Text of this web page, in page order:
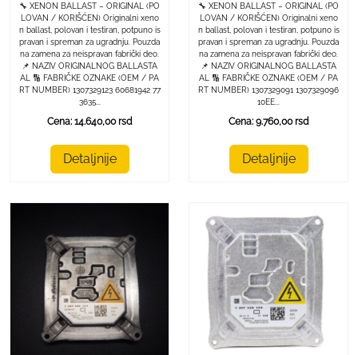
🔧 XENON BALLAST – ORIGINAL (PO
LOVAN / KORIŠĆEN) Originalni xeno
n ballast, polovan i testiran, potpuno is
pravan i spreman za ugradnju. Pouzda
na zamena za neispravan fabrički deo.
📌 NAZIV ORIGINALNOG BALLASTA
AL 🔢 FABRIČKE OZNAKE (OEM / PA
RT NUMBER) 1307329123 60681942 77
3635...
Cena: 14.640,00 rsd
Detaljnije
🔧 XENON BALLAST – ORIGINAL (PO
LOVAN / KORIŠĆEN) Originalni xeno
n ballast, polovan i testiran, potpuno is
pravan i spreman za ugradnju. Pouzda
na zamena za neispravan fabrički deo.
📌 NAZIV ORIGINALNOG BALLASTA
AL 🔢 FABRIČKE OZNAKE (OEM / PA
RT NUMBER) 1307329091 1307329096
10EE...
Cena: 9.760,00 rsd
Detaljnije